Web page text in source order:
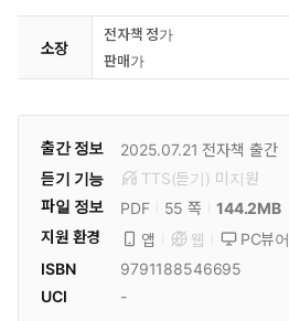
소장
전자책 정가
판매가
출간 정보 2025.07.21 전자책 출간
듣기 기능
TTS(듣기) 미 지원
파일 정보
PDF 55 쪽
144.2MB
지원 환경
앱 웹 PC뷰어
ISBN
9791188546695
UCI
-